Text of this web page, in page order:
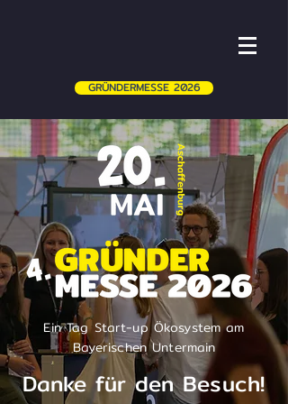
GRÜNDERMESSE 2026
Ein Tag Start-up Ökosystem am
Bayerischen Untermain
Danke für den Besuch!